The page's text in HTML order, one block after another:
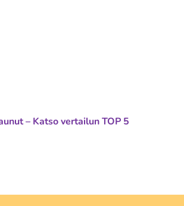
– Katso vertailun TOP 5